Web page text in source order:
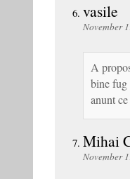
vasile
November
A
bine fug
anunt
Mihai
November